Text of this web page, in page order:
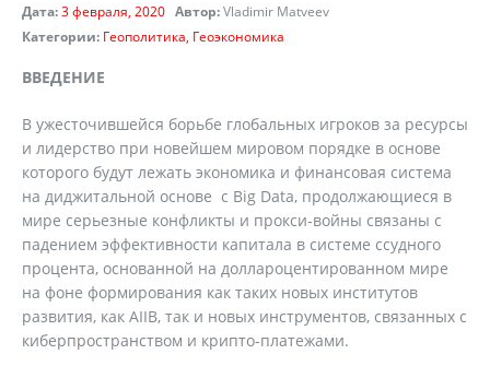
Дата:3 февраля, 2020 Автор:Vladimir Matveev
Категории: Геополитика Геоэкономика
ВВЕДЕНИЕ
В ужесточившейся борьбе глобальных игроков за ресурсы
и лидерство при новейшем мировом порядке в основе
которого будут лежать экономика и финансовая система
на диджитальной основе с Big Data, продолжающиеся в
мире серьезные конфликты и прокси-войны связаны с
падением эффективности капитала в системе ссудного
процента, основанной на доллароцентированном мире
на фоне формирования как таких новых институтов
развития, как AIIB, так и новых инструментов, связанных с
киберпространством и крипто-платежами.